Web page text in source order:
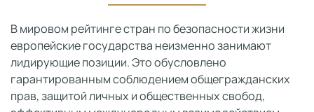
В мировом рейтинге стран по безопасности жизни
европейские государства неизменно занимают
лидирующие позиции. Это обусловлено
гарантированным соблюдением общегражданских
прав, защитой личных и общественных свобод,